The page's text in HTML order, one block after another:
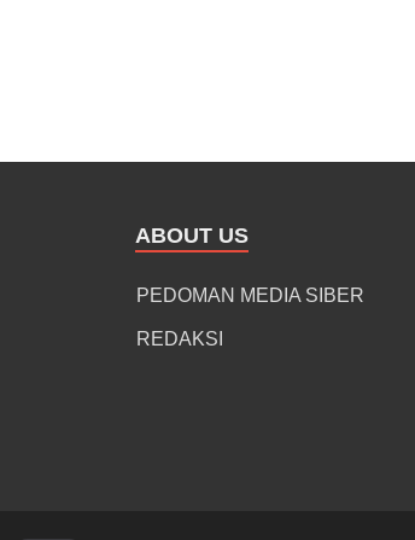
ABOUT US
PEDOMAN MEDIA SIBER
REDAKSI